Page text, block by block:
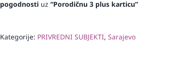
pogodnosti uz “Porodičnu 3 plus karticu”
Kategorije: PRIVREDNI SUBJEKTI, Sarajevo